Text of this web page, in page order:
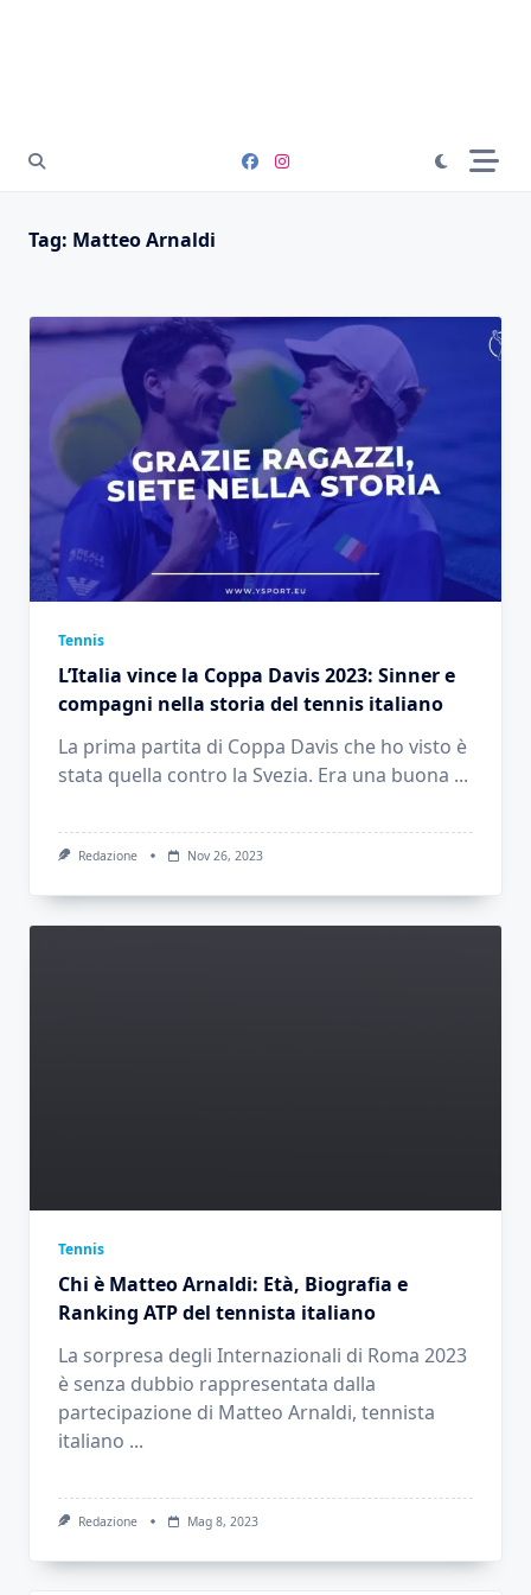
Tag: Matteo Arnaldi
Tennis
L’Italia vince la Coppa Davis 2023: Sinner e
compagni nella storia del tennis italiano
La prima partita di Coppa Davis che ho visto è
stata quella contro la Svezia. Era una buona ...
Redazione Nov 26, 2023
Tennis
Chi è Matteo Arnaldi: Età, Biografia e
Ranking ATP del tennista italiano
La sorpresa degli Internazionali di Roma 2023
è senza dubbio rappresentata dalla
partecipazione di Matteo Arnaldi, tennista
italiano ...
Redazione Mag 8, 2023